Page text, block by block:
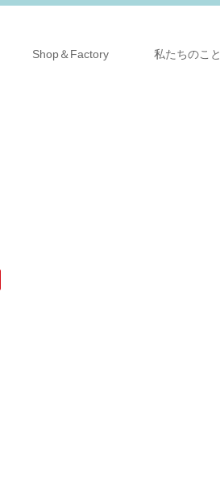
Shop＆Factory 私たちのこと